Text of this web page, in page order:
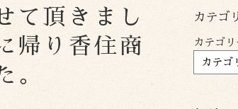
て頂きまし
帰り香住商
。
カテゴ
カテゴリ